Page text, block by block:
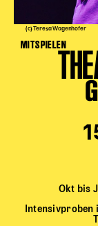
(c) Teresa Wagenhofer
MITSPIELEN
Okt bis
Intensivproben